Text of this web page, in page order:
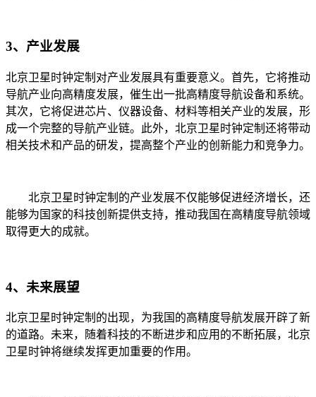
3、产业发展
北京卫星时钟定制对产业发展具有重要意义。首先，它将推动
导航产业向高精度发展，催生出一批高精度导航设备和系统。
其次，它将促进芯片、仪器设备、材料等相关产业的发展，形
成一个完整的导航产业链。此外，北京卫星时钟定制还将带动
相关技术和产品的研发，提高整个产业的创新能力和竞争力。
北京卫星时钟定制的产业发展不仅能够促进经济增长，还
能够为国家的科技创新提供支持，推动我国在高精度导航领域
取得更大的成就。
4、未来展望
北京卫星时钟定制的出现，为我国的高精度导航发展开辟了新
的道路。未来，随着科技的不断进步和应用的不断拓展，北京
卫星时钟将继续发挥更加重要的作用。